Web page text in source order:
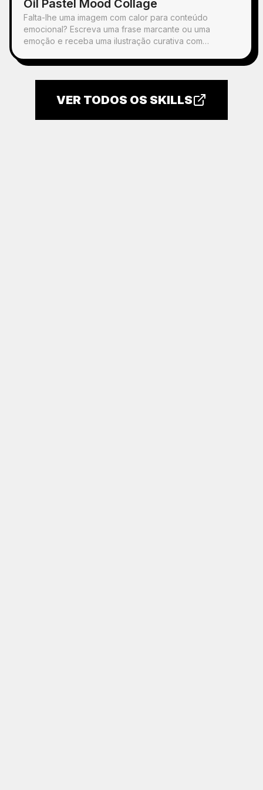
Oil Pastel Mood Collage
Falta-lhe uma imagem com calor para conteúdo
emocional? Escreva uma frase marcante ou uma
emoção e receba uma ilustração curativa com
objetos do quotidiano espalhados e a frase manuscrita.
VER TODOS OS SKILLS